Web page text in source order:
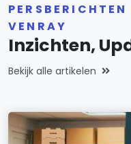
VENRAY
Inzichten,
Bekijk alle artikelen